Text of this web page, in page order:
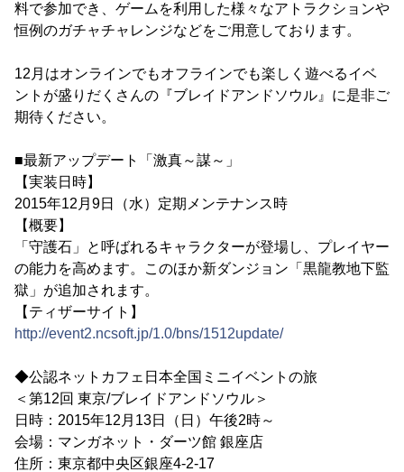
料で参加でき、ゲームを利用した様々なアトラクションや
恒例のガチャチャレンジなどをご用意しております。
12月はオンラインでもオフラインでも楽しく遊べるイベ
ントが盛りだくさんの『ブレイドアンドソウル』に是非ご
期待ください。
■最新アップデート「激真～謀～」
【実装日時】
2015年12月9日（水）定期メンテナンス時
【概要】
「守護石」と呼ばれるキャラクターが登場し、プレイヤー
の能力を高めます。このほか新ダンジョン「黒龍教地下監
獄」が追加されます。
【ティザーサイト】
http://event2.ncsoft.jp/1.0/bns/1512update/
◆公認ネットカフェ日本全国ミニイベントの旅
＜第12回 東京/ブレイドアンドソウル＞
日時：2015年12月13日（日）午後2時～
会場：マンガネット・ダーツ館 銀座店
住所：東京都中央区銀座4-2-17